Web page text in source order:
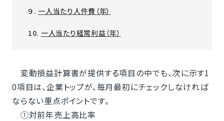
９. 一人当たり人件費（年）
10. 一人当たり経常利益（年）
変動損益計算書が提供する項目の中でも、次に示す1
0項目は、企業トップが、毎月最初にチェックしなければ
ならない重点ポイントです。
①対前年売上高比率